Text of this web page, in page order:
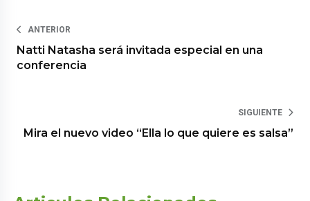
ANTERIOR
Natti Natasha será invitada especial en una
conferencia
SIGUIENTE
Mira el nuevo video “Ella lo que quiere es salsa”